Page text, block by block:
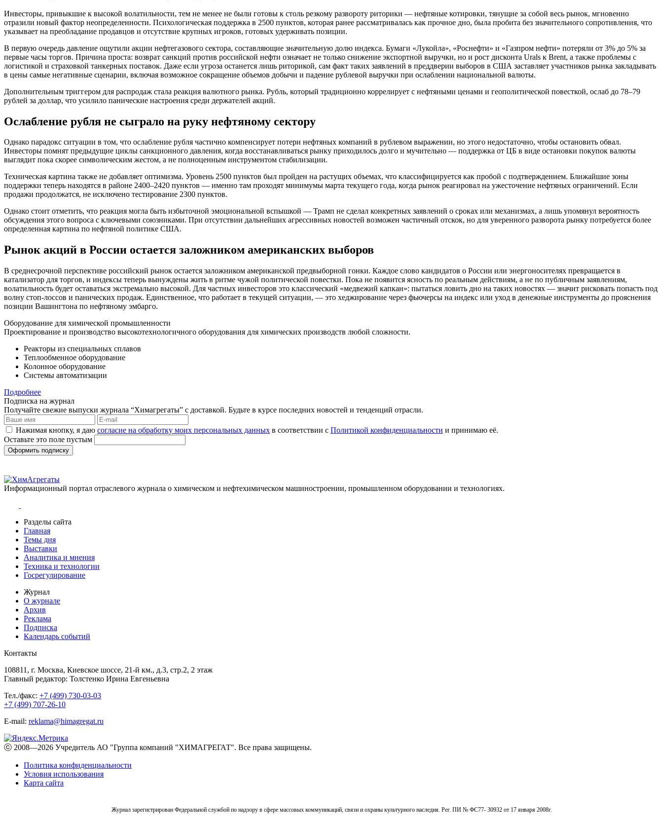
Инвесторы, привыкшие к высокой волатильности, тем не менее не были готовы к столь резкому развороту риторики — нефтяные котировки, тянущие за собой весь рынок, мгновенно
отразили новый фактор неопределенности. Психологическая поддержка в 2500 пунктов, которая ранее рассматривалась как прочное дно, была пробита без значительного сопротивления, что
указывает на преобладание продавцов и отсутствие крупных игроков, готовых удерживать позиции.
В первую очередь давление ощутили акции нефтегазового сектора, составляющие значительную долю индекса. Бумаги «Лукойла», «Роснефти» и «Газпром нефти» потеряли от 3% до 5% за
первые часы торгов. Причина проста: возврат санкций против российской нефти означает не только снижение экспортной выручки, но и рост дисконта Urals к Brent, а также проблемы с
логистикой и страховкой танкерных поставок. Даже если угроза останется лишь риторикой, сам факт таких заявлений в преддверии выборов в США заставляет участников рынка закладывать
в цены самые негативные сценарии, включая возможное сокращение объемов добычи и падение рублевой выручки при ослаблении национальной валюты.
Дополнительным триггером для распродаж стала реакция валютного рынка. Рубль, который традиционно коррелирует с нефтяными ценами и геополитической повесткой, ослаб до 78–79
рублей за доллар, что усилило панические настроения среди держателей акций.
Ослабление рубля не сыграло на руку нефтяному сектору
Однако парадокс ситуации в том, что ослабление рубля частично компенсирует потери нефтяных компаний в рублевом выражении, но этого недостаточно, чтобы остановить обвал.
Инвесторы помнят предыдущие циклы санкционного давления, когда восстанавливаться рынку приходилось долго и мучительно — поддержка от ЦБ в виде остановки покупок валюты
выглядит пока скорее символическим жестом, а не полноценным инструментом стабилизации.
Техническая картина также не добавляет оптимизма. Уровень 2500 пунктов был пройден на растущих объемах, что классифицируется как пробой с подтверждением. Ближайшие зоны
поддержки теперь находятся в районе 2400–2420 пунктов — именно там проходят минимумы марта текущего года, когда рынок реагировал на ужесточение нефтяных ограничений. Если
продажи продолжатся, не исключено тестирование 2300 пунктов.
Однако стоит отметить, что реакция могла быть избыточной эмоциональной вспышкой — Трамп не сделал конкретных заявлений о сроках или механизмах, а лишь упомянул вероятность
обсуждения этого вопроса с ключевыми союзниками. При отсутствии дальнейших агрессивных новостей возможен частичный отскок, но для уверенного разворота рынку потребуется более
определенная картина по нефтяной политике США.
Рынок акций в России остается заложником американских выборов
В среднесрочной перспективе российский рынок остается заложником американской предвыборной гонки. Каждое слово кандидатов о России или энергоносителях превращается в
катализатор для торгов, и индексы теперь вынуждены жить в ритме чужой политической повестки. Пока не появится ясность по реальным действиям, а не по публичным заявлениям,
волатильность будет оставаться экстремально высокой. Для частных инвесторов это классический «медвежий капкан»: пытаться ловить дно на таких новостях — значит рисковать попасть под
волну стоп-лоссов и панических продаж. Единственное, что работает в текущей ситуации, — это хеджирование через фьючерсы на индекс или уход в денежные инструменты до прояснения
позиции Вашингтона по нефтяному эмбарго.
Оборудование для химической промышленности
Проектирование и производство высокотехнологичного оборудования для химических производств любой сложности.
Реакторы из специальных сплавов
Теплообменное оборудование
Колонное оборудование
Системы автоматизации
Подробнее
Подписка на журнал
Получайте свежие выпуски журнала “Химагрегаты” с доставкой. Будьте в курсе последних новостей и тенденций отрасли.
Нажимая кнопку, я даю согласие на обработку моих персональных данных в соответствии с Политикой конфиденциальности и принимаю её.
Оставьте это поле пустым
Оформить подписку
Информационный портал отраслевого журнала о химическом и нефтехимическом машиностроении, промышленном оборудовании и технологиях.
Разделы сайта
Главная
Темы дня
Выставки
Аналитика и мнения
Техника и технологии
Госрегулирование
Журнал
О журнале
Архив
Реклама
Подписка
Календарь событий
Контакты
108811, г. Москва, Киевское шоссе, 21-й км., д.3, стр.2, 2 этаж
Главный редактор: Толстенко Ирина Евгеньевна
Тел./факс: +7 (499) 730-03-03
+7 (499) 707-26-10
E-mail: reklama@himagregat.ru
ⓒ 2008—2026 Учредитель АО "Группа компаний "ХИМАГРЕГАТ". Все права защищены.
Политика конфиденциальности
Условия использования
Карта сайта
Журнал зарегистрирован Федеральной службой по надзору в сфере массовых коммуникаций, связи и охраны культурного наследия. Рег. ПИ № ФС77- 30932 от 17 января 2008г.